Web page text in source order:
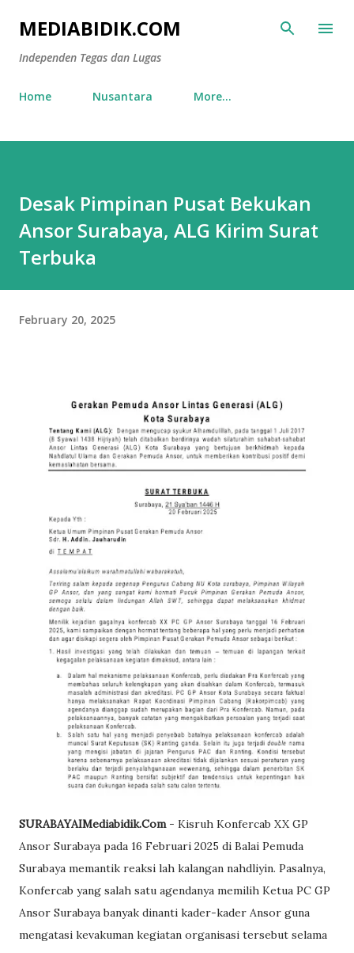
Skip to main content
MEDIABIDIK.COM
Independen Tegas dan Lugas
Home Nusantara More…
Desak Pimpinan Pusat Bekukan
Ansor Surabaya, ALG Kirim Surat
Terbuka
February 20, 2025
SURABAYAIMediabidik.Com- Kisruh Konfercab XX GP
Ansor Surabaya pada 16 Februari 2025 di Balai Pemuda
Surabaya memantik reaksi lah kalangan nahdliyin. Pasalnya,
Konfercab yang salah satu agendanya memilih Ketua PC GP
Ansor Surabaya banyak dinanti kader-kader Ansor guna
mengatasi kevakuman kegiatan organisasi tersebut selama